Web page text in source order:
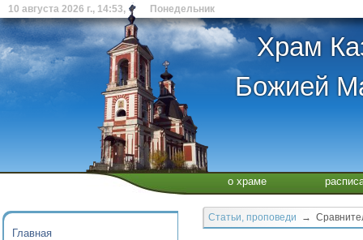
10 августа 2026 г., 14:53, Понедельник
Храм
Божией
о храме
Главная
Статьи, проповеди →